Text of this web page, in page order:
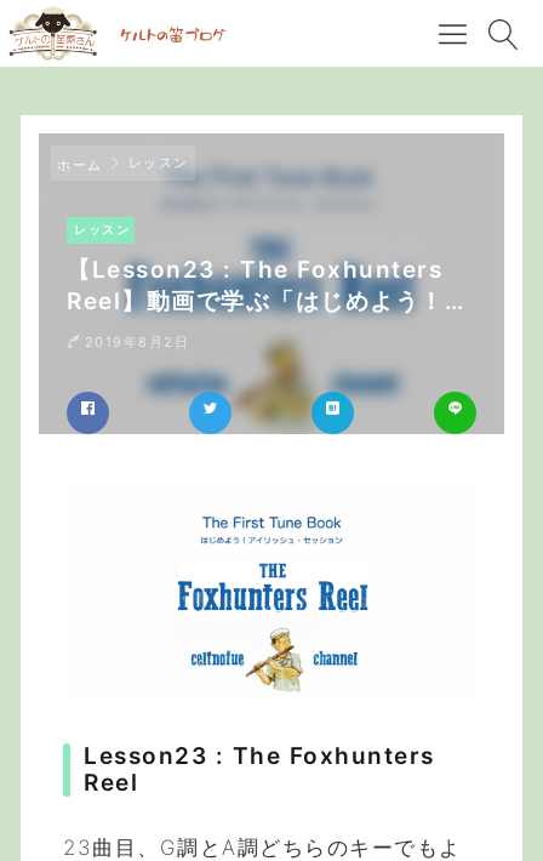
ホーム レッスン
レッスン
【Lesson23 : The Foxhunters
Reel】動画で学ぶ「はじめよう！ア
イリッシュ・セッション」
2019年8月2日
Lesson23 : The Foxhunters
Reel
23曲目、G調とA調どちらのキーでもよ